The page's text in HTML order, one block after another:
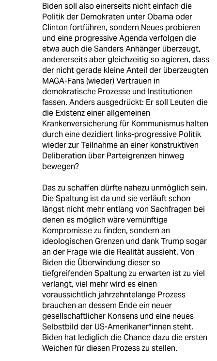
Biden soll also einerseits nicht einfach die
Politik der Demokraten unter Obama oder
Clinton fortführen, sondern Neues probieren
und eine progressive Agenda verfolgen die
etwa auch die Sanders Anhänger überzeugt,
andererseits aber gleichzeitig so agieren, dass
der nicht gerade kleine Anteil der überzeugten
MAGA-Fans (wieder) Vertrauen in
demokratische Prozesse und Institutionen
fassen. Anders ausgedrückt: Er soll Leuten die
die Existenz einer allgemeinen
Krankenversicherung für Kommunismus halten
durch eine dezidiert links-progressive Politik
wieder zur Teilnahme an einer konstruktiven
Deliberation über Parteigrenzen hinweg
bewegen?
Das zu schaffen dürfte nahezu unmöglich sein.
Die Spaltung ist da und sie verläuft schon
längst nicht mehr entlang von Sachfragen bei
denen es möglich wäre vernünftige
Kompromisse zu finden, sondern an
ideologischen Grenzen und dank Trump sogar
an der Frage wie die Realität aussieht. Von
Biden die Überwindung dieser so
tiefgreifenden Spaltung zu erwarten ist zu viel
verlangt, viel mehr wird es einen
voraussichtlich jahrzehntelange Prozess
brauchen an dessem Ende ein neuer
gesellschaftlicher Konsens und eine neues
Selbstbild der US-Amerikaner*innen steht.
Biden hat lediglich die Chance dazu die ersten
Weichen für diesen Prozess zu stellen.